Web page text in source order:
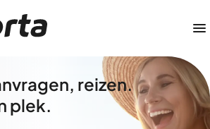
reizen.
plek.